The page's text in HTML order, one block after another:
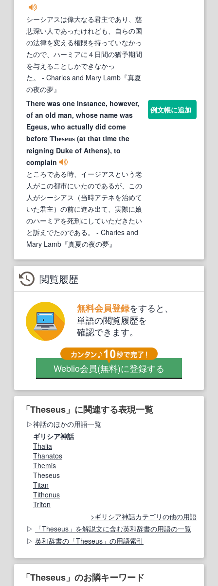
シーシアスは偉大なる君主であり、慈
悲深い人であったけれども、自らの国
の法律を変える権限を持っていなかっ
たので、ハーミアに４日間の猶予期間
を与えることしかできなかっ
た。
- Charles and Mary Lamb『真夏
の夜の夢』
There was one instance, however,
of an old man, whose name was
Egeus, who actually did come
before Theseus (at that time the
reigning Duke of Athens), to
complain
ところである時、イージアスという老
人がこの都市にいたのであるが、この
人がシーシアス（当時アテネを治めて
いた君主）の前に進み出て、実際に娘
のハーミアを死刑にしていただきたい
と訴えでたのである。
- Charles and
Mary Lamb『真夏の夜の夢』
例文帳に追加
閲覧履歴
無料会員登録をすると、
単語の閲覧履歴を
確認できます。
Weblio会員(無料)に登録する
「Theseus」に関連する表現一覧
神話のほかの用語一覧
ギリシア神話
Thalia
Thanatos
Themis
Theseus
Titan
Tithonus
Triton
ギリシア神話カテゴリの他の用語
「Theseus」を解説文に含む英和辞書の用語の一覧
英和辞書の「Theseus」の用語索引
「Theseus」のお隣キーワード